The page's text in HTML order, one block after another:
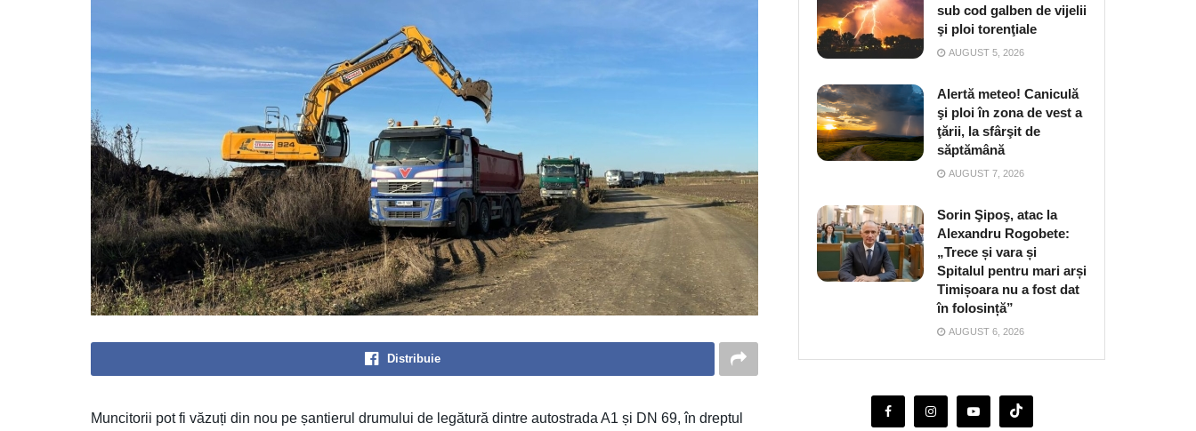
Distribuie
Muncitorii pot fi văzuți din nou pe șantierul drumului de legătură dintre autostrada A1 și DN 69, în dreptul
sub cod galben de vijelii
şi ploi torenţiale
AUGUST 5, 2026
Alertă meteo! Caniculă
şi ploi în zona de vest a
ţării, la sfârşit de
săptămână
AUGUST 7, 2026
Sorin Şipoş, atac la
Alexandru Rogobete:
„Trece și vara și
Spitalul pentru mari arși
Timișoara nu a fost dat
în folosință”
AUGUST 6, 2026